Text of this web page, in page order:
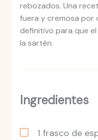
rebozados. Una
fuera y cremosa por
definitivo para que
la sartén.
Ingredientes
1 frasco de